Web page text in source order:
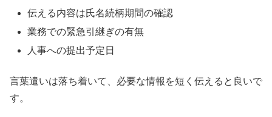
伝える内容は氏名続柄期間の確認
業務での緊急引継ぎの有無
人事への提出予定日
言葉遣いは落ち着いて、必要な情報を短く伝えると良いで
す。